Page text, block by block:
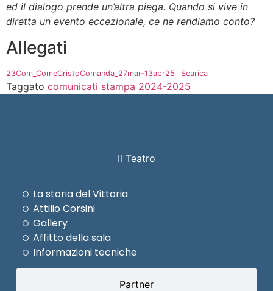
ed il dialogo prende un’altra piega. Quando si vive in
diretta un evento eccezionale, ce ne rendiamo conto?
Allegati
23Com_ComeCristoComanda_27mar-13apr25 Scarica
Taggato comunicati stampa 2024-2025
Il Teatro
Partner
La storia del Vittoria
Attilio Corsini
Gallery
Affitto della sala
Informazioni tecniche